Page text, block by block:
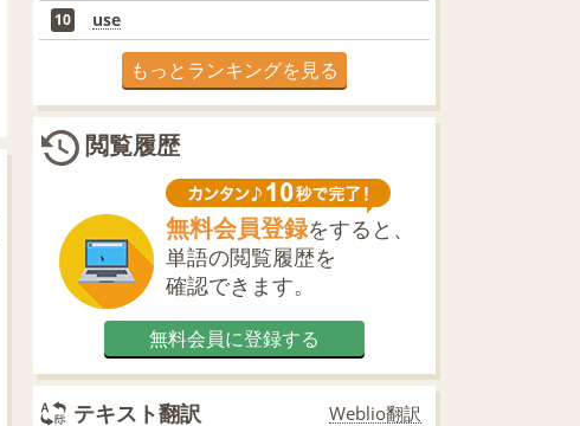
10 use
もっとランキングを見る
閲覧履歴
無料会員登録をすると、
単語の閲覧履歴を
確認できます。
無料会員に登録する
テキスト翻訳 Weblio翻訳